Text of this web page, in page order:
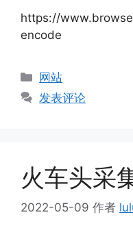
https://
encode
分
类
网站
发表评论
火车头采
2022-05-09 作者